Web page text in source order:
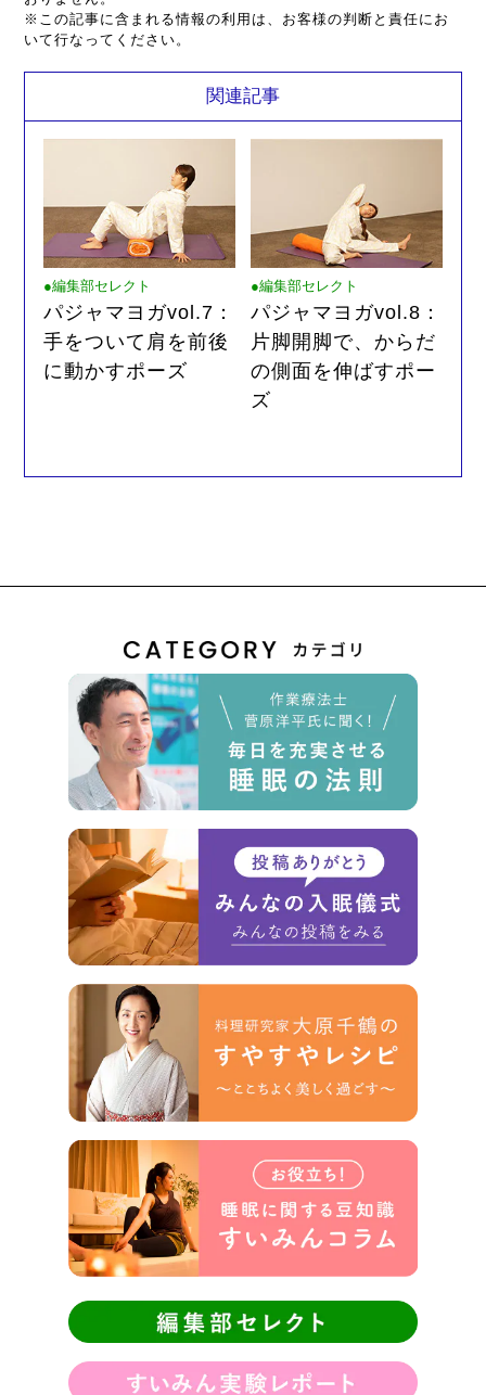
※この記事に含まれる情報の利用は、お客様の判断と責任にお
いて行なってください。
関連記事
●編集部セレクト
パジャマヨガvol.7：
手をついて肩を前後
に動かすポーズ
●編集部セレクト
パジャマヨガvol.8：
片脚開脚で、からだ
の側面を伸ばすポー
ズ